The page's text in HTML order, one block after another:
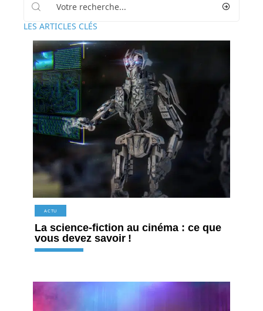
LES ARTICLES CLÉS
ACTU
La science-fiction au cinéma : ce que
vous devez savoir !